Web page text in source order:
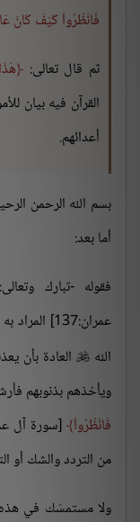
فَانْظُرُواْ كَيْفَ كَانَ
ثم قال تعالى:
القرآن فيه بيان
أعدائهم.
بسم الله الرحمن
أما بعد:
فقوله -تبارك
عمران:137]
الله  العادة بأن
ويأخذهم بذنوبهم
فَانْظُرُواْ
من التردد والشك أو
ولا مستمسَك في هذه